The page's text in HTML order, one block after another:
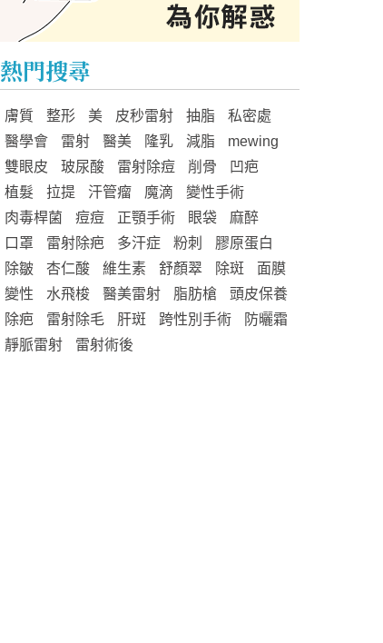
熱門搜尋
膚質 整形 美 皮秒雷射 抽脂
私密處
醫學會
雷射 醫美 隆乳 減脂
mewing
雙眼皮
玻尿酸 雷射除痘 削骨
凹疤
植髮
拉提 汗管瘤 魔滴
變性手術
肉毒桿菌
痘痘 正顎手術 眼袋
麻醉
口罩
雷射除疤 多汗症 粉刺
膠原蛋白
除皺
杏仁酸 維生素 舒顏翠 除斑
面膜
變性
水飛梭 醫美雷射 脂肪槍
頭皮保養
除疤
雷射除毛 肝斑 跨性別手術
防曬霜
靜脈雷射
雷射術後